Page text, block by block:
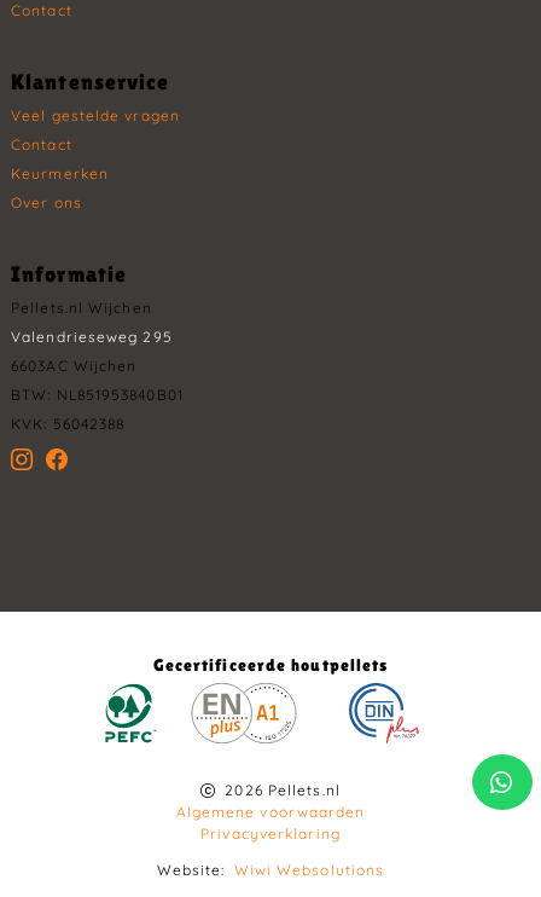
Contact
Klantenservice
Veel gestelde vragen
Contact
Keurmerken
Over ons
Informatie
Pellets.nl Wijchen
Valendrieseweg 295
6603AC Wijchen
BTW: NL851953840B01
KVK: 56042388
Gecertificeerde houtpellets
2026 Pellets.nl
Algemene voorwaarden
Privacyverklaring
Website: Wiwi Websolutions